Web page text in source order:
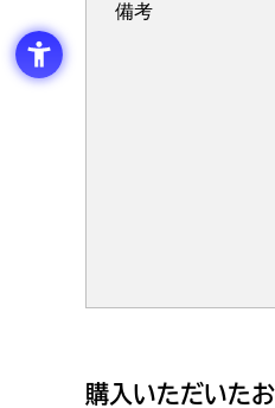
備考
購入いただいた